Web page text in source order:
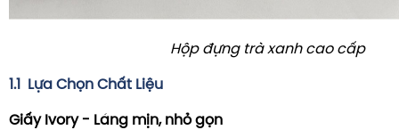
Hộp đựng trà xanh cao cấp
1.1 Lựa Chọn Chất Liệu
Giấy Ivory - Láng mịn, nhỏ gọn